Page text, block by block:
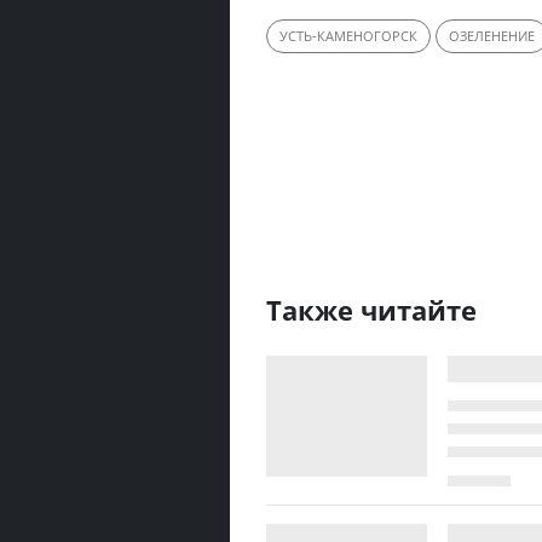
УСТЬ-КАМЕНОГОРСК ОЗЕЛЕНЕНИЕ
Также читайте